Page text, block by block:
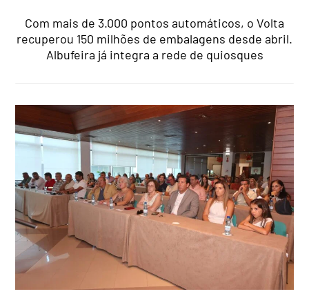
Com mais de 3.000 pontos automáticos, o Volta
recuperou 150 milhões de embalagens desde abril.
Albufeira já integra a rede de quiosques